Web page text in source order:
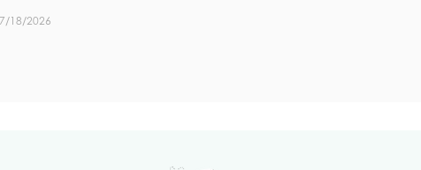
18/2026